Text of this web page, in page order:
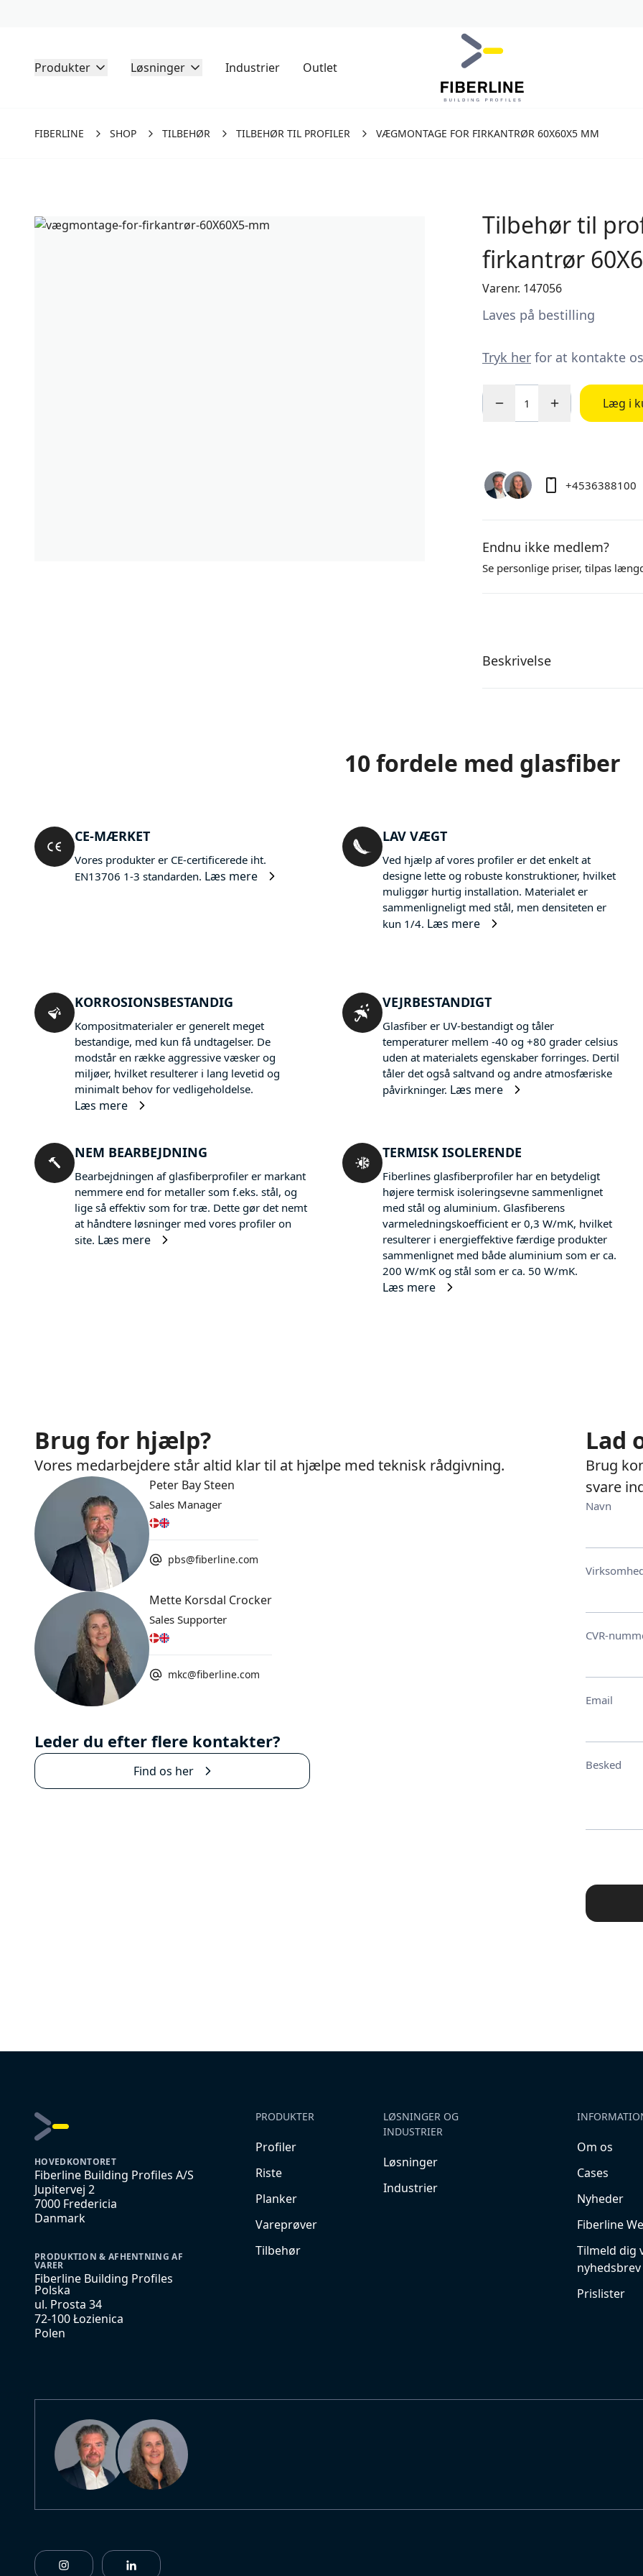
Produkter Løsninger Industrier Outlet
FIBERLINE SHOP TILBEHØR TILBEHØR TIL PROFILER VÆGMONTAGE FOR FIRKANTRØR 60X60X5 MM
Tilbehør til
firkantrør
Varenr. 147056
Laves på bestilling
Tryk her for at kontakte os
Læg i
+4536388100
Endnu ikke medlem?
Se personlige priser, tilpas
Beskrivelse
10 fordele med glasfiber
CE-MÆRKET
Vores produkter er CE-certificerede iht.
EN13706 1-3 standarden. Læs mere
LAV VÆGT
Ved hjælp af vores profiler er det enkelt at
designe lette og robuste konstruktioner, hvilket
muliggør hurtig installation. Materialet er
sammenligneligt med stål, men densiteten er
kun 1/4. Læs mere
KORROSIONSBESTANDIG
Kompositmaterialer er generelt meget
bestandige, med kun få undtagelser. De
modstår en række aggressive væsker og
miljøer, hvilket resulterer i lang levetid og
minimalt behov for vedligeholdelse.
Læs mere
VEJRBESTANDIGT
Glasfiber er UV-bestandigt og tåler
temperaturer mellem -40 og +80 grader celsius
uden at materialets egenskaber forringes. Dertil
tåler det også saltvand og andre atmosfæriske
påvirkninger. Læs mere
NEM BEARBEJDNING
Bearbejdningen af glasfiberprofiler er markant
nemmere end for metaller som f.eks. stål, og
lige så effektiv som for træ. Dette gør det nemt
at håndtere løsninger med vores profiler on
site. Læs mere
TERMISK ISOLERENDE
Fiberlines glasfiberprofiler har en betydeligt
højere termisk isoleringsevne sammenlignet
med stål og aluminium. Glasfiberens
varmeledningskoefficient er 0,3 W/mK, hvilket
resulterer i energieffektive færdige produkter
sammenlignet med både aluminium som er ca.
200 W/mK og stål som er ca. 50 W/mK.
Læs mere
Brug for hjælp?
Vores medarbejdere står altid klar til at hjælpe med teknisk rådgivning.
Peter Bay Steen
Sales Manager
pbs@fiberline.com
Mette Korsdal Crocker
Sales Supporter
mkc@fiberline.com
Leder du efter flere kontakter?
Find os her
Lad
Brug
svare
Navn
CVR-
Email
Besked
HOVEDKONTORET
Fiberline Building Profiles A/S
Jupitervej 2
7000 Fredericia
Danmark
PRODUKTION & AFHENTNING AF
VARER
Fiberline Building Profiles
Polska
ul. Prosta 34
72-100 Łozienica
Polen
PRODUKTER
Profiler
Riste
Planker
Vareprøver
Tilbehør
LØSNINGER OG
INDUSTRIER
Løsninger
Industrier
Om os
Cases
Nyheder
Fiberline
Tilmeld dig
nyhedsbrev
Prislister
https://www.instagram.com/fiberlinebuildingprofiles/
https://www.linkedin.com/company/fiberline-building-profiles